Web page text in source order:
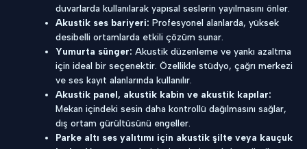
duvarlarda kullanılarak yapısal seslerin yayılmasını önler.
Akustik ses bariyeri: Profesyonel alanlarda, yüksek
desibelli ortamlarda etkili çözüm sunar.
Yumurta sünger: Akustik düzenleme ve yankı azaltma
için ideal bir seçenektir. Özellikle stüdyo, çağrı merkezi
ve ses kayıt alanlarında kullanılır.
Akustik panel, akustik kabin ve akustik kapılar:
Mekan içindeki sesin daha kontrollü dağılmasını sağlar,
dış ortam gürültüsünü engeller.
Parke altı ses yalıtımı için akustik şilte veya kauçuk